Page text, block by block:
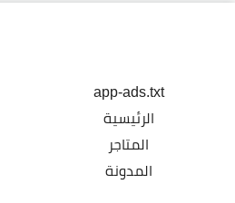
app-ads.txt
الرئيسية
المتاجر
المدونة